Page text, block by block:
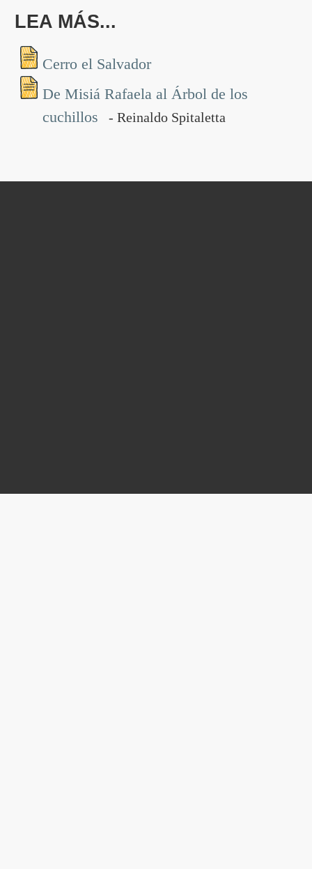
LEA MÁS...
Cerro el Salvador
De Misiá Rafaela al Árbol de los
cuchillos
- Reinaldo Spitaletta